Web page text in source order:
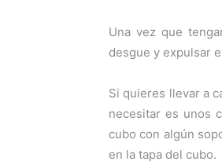
Una vez que
desgue y expulsar
Si quieres llevar a
necesitar es unos
cubo con algún
en la tapa del cubo.